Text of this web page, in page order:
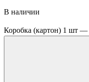
В наличии
Коробка (картон) 1 шт —